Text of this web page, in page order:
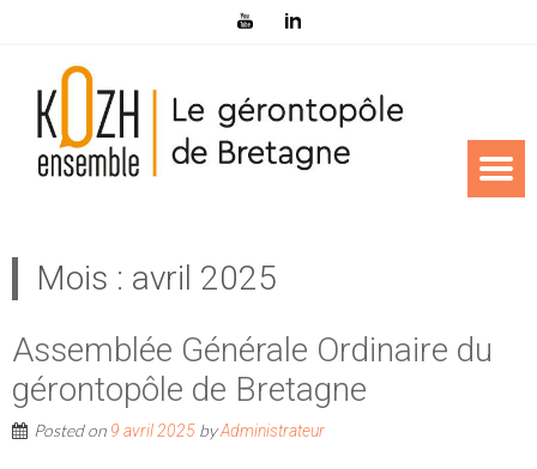
Mois : avril 2025
Assemblée Générale Ordinaire du
gérontopôle de Bretagne
Posted on 9 avril 2025 byAdministrateur